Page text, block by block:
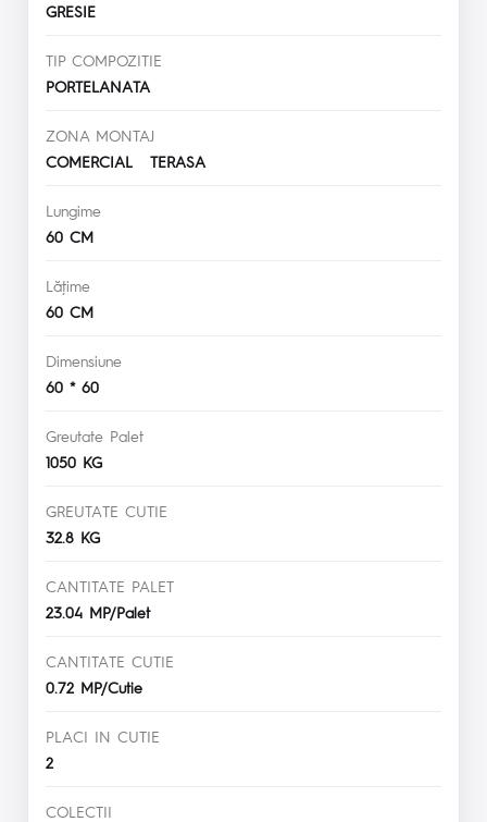
GRESIE
TIP COMPOZITIE
PORTELANATA
ZONA MONTAJ
COMERCIAL TERASA
Lungime
60 CM
Lăţime
60 CM
Dimensiune
60 * 60
Greutate Palet
1050 KG
GREUTATE CUTIE
32.8 KG
CANTITATE PALET
23.04 MP/Palet
CANTITATE CUTIE
0.72 MP/Cutie
PLACI IN CUTIE
2
COLECTII